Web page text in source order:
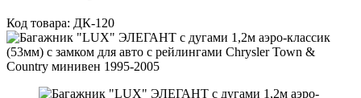
Код товара: ДК-120